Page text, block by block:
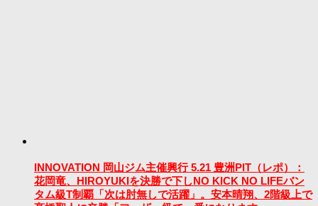
INNOVATION 岡山ジム主催興行 5.21 豊洲PIT（レポ）：
花岡竜、HIROYUKIを決勝で下しNO KICK NO LIFEバン
タム級T制覇「次は肘無しで活躍」。安本晴翔、2階級上で